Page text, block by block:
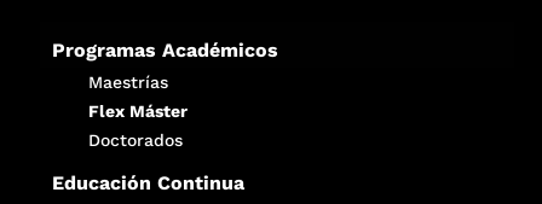
Programas Académicos
Maestrías
Flex Máster
Doctorados
Educación Continua